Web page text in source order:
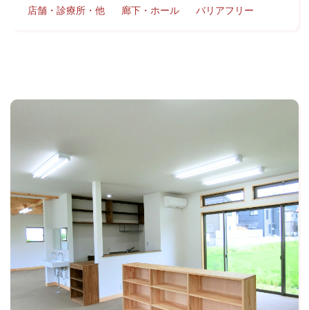
店舗・診療所・他 廊下・ホール バリアフリー